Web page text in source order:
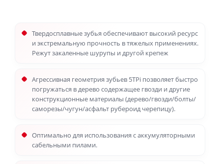
Твердосплавные зубья обеспечивают высокий ресурс
и экстремальную прочность в тяжелых применениях.
Режут закаленные шурупы и другой крепеж
Агрессивная геометрия зубьев 5TPi позволяет быстро
погружаться в дерево содержащее гвозди и другие
конструкционные материалы (дерево/гвозди/болты/
саморезы/чугун/асфальт рубероид черепицу).
Оптимально для использования с аккумуляторными
сабельными пилами.